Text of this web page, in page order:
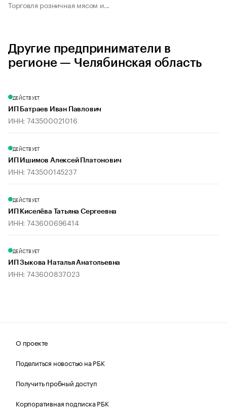
Торговля розничная мясом и...
Другие предприниматели в
регионе — Челябинская область
ДЕЙСТВУЕТ
ИП Батраев Иван Павлович
ИНН: 743500021016
ДЕЙСТВУЕТ
ИП Ишимов Алексей Платонович
ИНН: 743500145237
ДЕЙСТВУЕТ
ИП Киселёва Татьяна Сергеевна
ИНН: 743600696414
ДЕЙСТВУЕТ
ИП Зыкова Наталья Анатольевна
ИНН: 743600837023
О проекте
Поделиться новостью на РБК
Получить пробный доступ
Корпоративная подписка РБК